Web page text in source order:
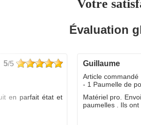
Votre
Évaluation
5/5
en parfait état et
guillaume
Article commandé
- 1 Paumelle de
Matériel pro.
paumelles . Ils ont